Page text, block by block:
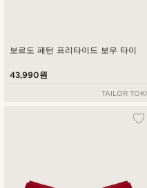
보르도 패턴 프리타이드 보우 타이
43,990원
TAILOR TOKI